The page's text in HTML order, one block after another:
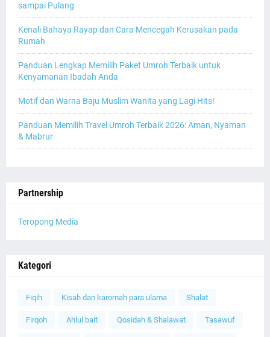
sampai Pulang
Kenali Bahaya Rayap dan Cara Mencegah Kerusakan pada
Rumah
Panduan Lengkap Memilih Paket Umroh Terbaik untuk
Kenyamanan Ibadah Anda
Motif dan Warna Baju Muslim Wanita yang Lagi Hits!
Panduan Memilih Travel Umroh Terbaik 2026: Aman, Nyaman
& Mabrur
Partnership
Teropong Media
Kategori
Fiqih Kisah dan karomah para ulama Shalat
Firqoh Ahlul bait Qosidah & Shalawat Tasawuf